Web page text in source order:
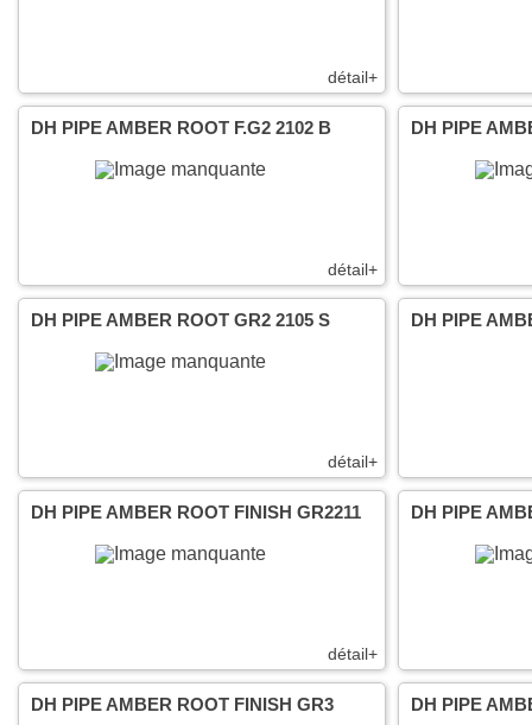
détail+
détail+
DH PIPE AMBER ROOT F.G2 2102 B DH PIPE
détail+
DH PIPE AMBER ROOT GR2 2105 S DH PIPE
détail+
DH PIPE AMBER ROOT FINISH GR2211 DH PIPE
DH PIPE AMBER ROOT FINISH GR3 DH PIPE